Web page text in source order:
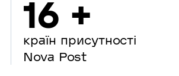
16 +
країн присутності
Nova Post